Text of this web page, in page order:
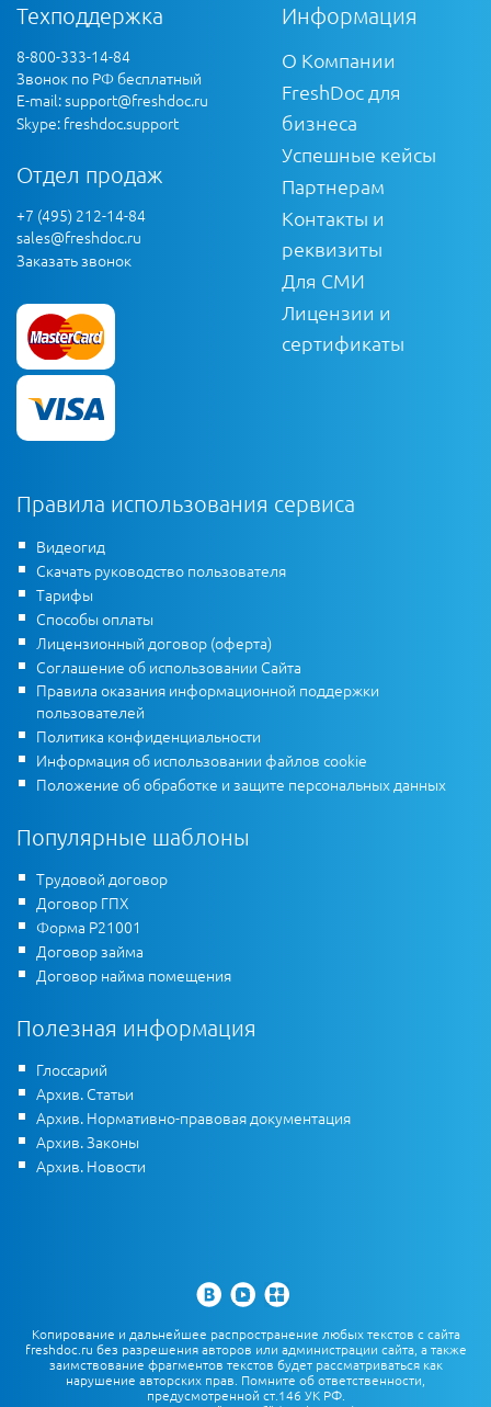
Техподдержка
8-800-333-14-84
Звонок по РФ бесплатный
E-mail:support@freshdoc.ru
Skype: freshdoc.support
Отдел продаж
+7 (495) 212-14-84
sales@freshdoc.ru
Заказать звонок
Информация
О Компании
FreshDoc для
бизнеса
Успешные кейсы
Партнерам
Контакты и
реквизиты
Для СМИ
Лицензии и
сертификаты
Правила использования сервиса
Видеогид
Скачать руководство пользователя
Тарифы
Способы оплаты
Лицензионный договор (оферта)
Соглашение об использовании Сайта
Правила оказания информационной поддержки
пользователей
Политика конфиденциальности
Информация об использовании файлов cookie
Положение об обработке и защите персональных данных
Популярные шаблоны
Трудовой договор
Договор ГПХ
Форма Р21001
Договор займа
Договор найма помещения
Полезная информация
Глоссарий
Архив. Статьи
Архив. Нормативно-правовая документация
Архив. Законы
Архив. Новости
Копирование и дальнейшее распространение любых текстов с сайта
freshdoc.ru без разрешения авторов или администрации сайта, а также
заимствование фрагментов текстов будет рассматриваться как
нарушение авторских прав. Помните об ответственности,
предусмотренной ст.146 УК РФ.